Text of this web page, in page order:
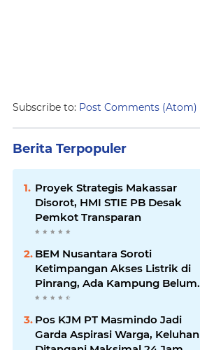
Subscribe to: Post Comments (Atom)
Berita Terpopuler
Proyek Strategis Makassar
Disorot, HMI STIE PB Desak
Pemkot Transparan
BEM Nusantara Soroti
Ketimpangan Akses Listrik di
Pinrang, Ada Kampung Belum
Terlayani
Pos KJM PT Masmindo Jadi
Garda Aspirasi Warga, Keluhan